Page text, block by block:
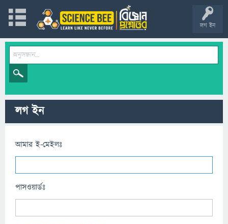
লগ ইন
লগ ইন
আমার ই-মেইলঃ
পাসওয়ার্ডঃ